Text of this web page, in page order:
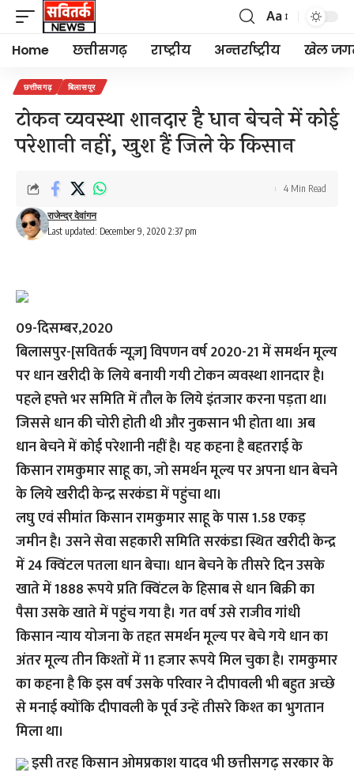
Font
Resizer
Aa
Home छत्तीसगढ़ राष्ट्रीय अन्तर्राष्ट्रीय खेल
छत्तीसगढ़ बिलासपुर
टोकन व्यवस्था शानदार है धान बेचने में कोई
परेशानी नहीं, खुश हैं जिले के किसान
Last updated: December 9, 2020 2:37 pm
राजेन्द्र देवांगन
4 Min Read
09-दिसम्बर,2020
बिलासपुर-[सवितर्क न्यूज़]विपणन वर्ष 2020-21 में समर्थन मूल्य
पर धान खरीदी के लिये बनायी गयी टोकन व्यवस्था शानदार है।
पहले हफ्ते भर समिति में तौल के लिये इंतजार करना पड़ता था।
जिससे धान की चोरी होती थी और नुकसान भी होता था। अब
धान बेचने में कोई परेशानी नहीं है। यह कहना है बहतराई के
किसान रामकुमार साहू का, जो समर्थन मूल्य पर अपना धान बेचने
के लिये खरीदी केन्द्र सरकंडा में पहुंचा था।
लघु एवं सीमांत किसान रामकुमार साहू के पास 1.58 एकड़
जमीन है। उसने सेवा सहकारी समिति सरकंडा स्थित खरीदी केन्द्र
में 24 क्विंटल पतला धान बेचा। धान बेचने के तीसरे दिन उसके
खाते में 1888 रूपये प्रति क्विंटल के हिसाब से धान बिक्री का
पैसा उसके खाते में पहुंच गया है। गत वर्ष उसे राजीव गांधी
किसान न्याय योजना के तहत समर्थन मूल्य पर बेचे गये धान का
अंतर मूल्य तीन किश्तों में 11 हजार रूपये मिल चुका है। रामकुमार
का कहना है कि इस वर्ष उसके परिवार ने दीपावली भी बहुत अच्छे
से मनाई क्योंकि दीपावली के पूर्व उन्हें तीसरे किश्त का भुगतान
मिला था।
इसी तरह किसान ओमप्रकाश यादव भी छत्तीसगढ़ सरकार के